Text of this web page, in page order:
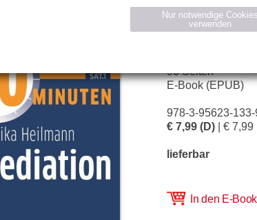
MONIKA
30 Minuten
96 Seiten
E-Book (EPUB)
978-3-95623-133-
€ 7,99 (D) | € 7,99
lieferbar
In den E-
Nur notwendige Cookies
verwenden
Name Anbieter Zweck
CMS_SESSION_ID
verlag.de
gabal-
verlag.de
Speichert
auf der